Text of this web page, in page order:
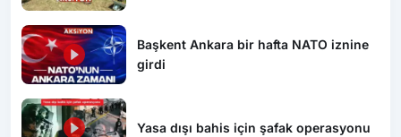
Başkent Ankara bir hafta NATO iznine
girdi
Yasa dışı bahis için şafak operasyonu